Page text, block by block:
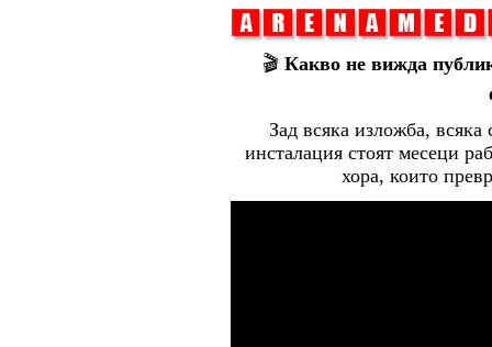
🎬 Какво не вижда
Зад всяка изложба,
инсталация стоят месеци
хора, които